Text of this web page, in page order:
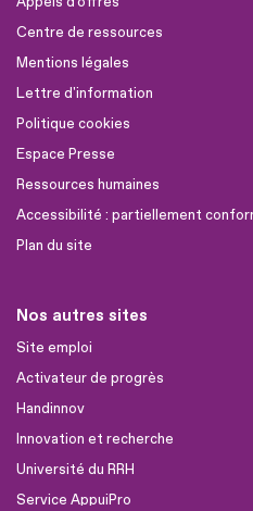
Centre de ressources
Mentions légales
Lettre d'information
Politique cookies
Espace Presse
Ressources humaines
Accessibilité : partiellement
Plan du site
Nos autres sites
Site emploi
Activateur de progrès
Handinnov
Innovation et recherche
Université du RRH
Service AppuiPro